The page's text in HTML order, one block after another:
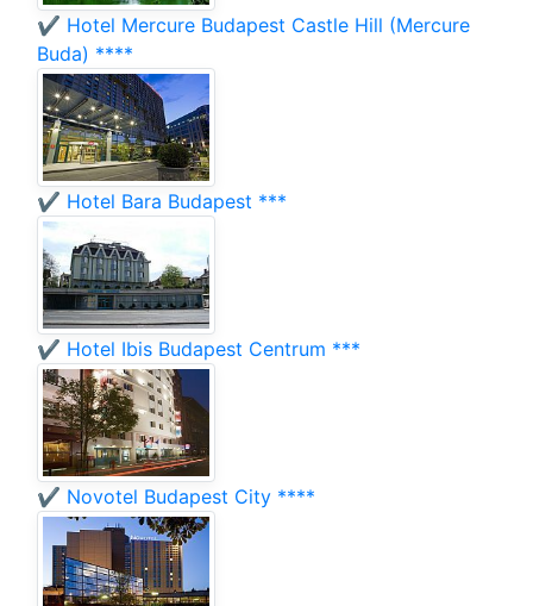
✔️ Hotel Mercure Budapest Castle Hill (Mercure
Buda) ****
✔️ Hotel Bara Budapest ***
✔️ Hotel Ibis Budapest Centrum ***
✔️ Novotel Budapest City ****